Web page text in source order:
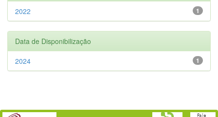
1
2022
Data de Disponibilização
1
2024